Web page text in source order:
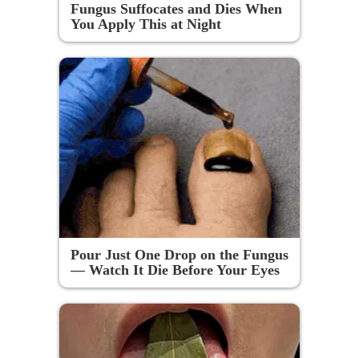
Fungus Suffocates and Dies When
You Apply This at Night
Pour Just One Drop on the Fungus
— Watch It Die Before Your Eyes